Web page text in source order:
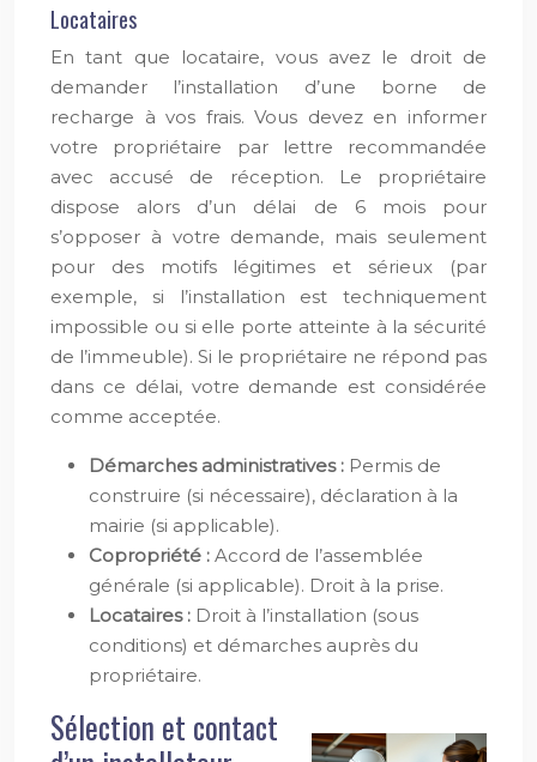
Locataires
En tant que locataire, vous avez le droit de
demander l’installation d’une borne de
recharge à vos frais. Vous devez en informer
votre propriétaire par lettre recommandée
avec accusé de réception. Le propriétaire
dispose alors d’un délai de 6 mois pour
s’opposer à votre demande, mais seulement
pour des motifs légitimes et sérieux (par
exemple, si l’installation est techniquement
impossible ou si elle porte atteinte à la sécurité
de l’immeuble). Si le propriétaire ne répond pas
dans ce délai, votre demande est considérée
comme acceptée.
Démarches administratives : Permis de
construire (si nécessaire), déclaration à la
mairie (si applicable).
Copropriété : Accord de l’assemblée
générale (si applicable). Droit à la prise.
Locataires : Droit à l’installation (sous
conditions) et démarches auprès du
propriétaire.
Sélection et contact